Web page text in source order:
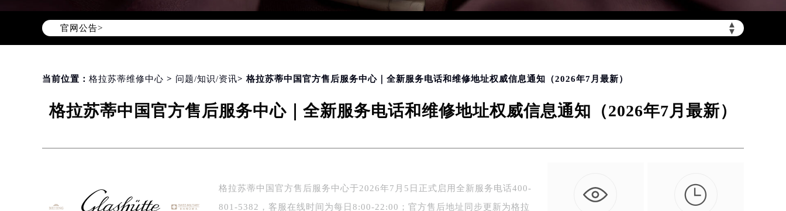
官网公告> ▲
▼
Warning: Invalid argument supplied for foreach() in/www/wwwroot/seo/countryt/two/www.sjmbwxjt.com/wp-
当前位置： 格拉苏蒂维修中心 > 问题/知识/资讯> 格拉苏蒂中国官方售后服务中心｜全新服务电话和维修地址权威信息通知（2026年7月最新）
格拉苏蒂中国官方售后服务中心｜全新服务电话和维修地址权威信息通知（2026年7月最新）
格拉苏蒂中国官方售后服务中心于2026年7月5日正式启用全新服务电话400-
801-5382，客服在线时间为每日8:00-22:00；官方售后地址同步更新为格拉
